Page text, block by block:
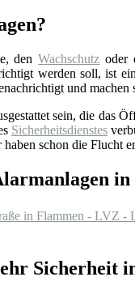
denWachschutz oder
werden soll, ist
und
sein, die das
Sicherheitsdienstes
schon die Flucht
in Flammen - LVZ -
Sicherheit